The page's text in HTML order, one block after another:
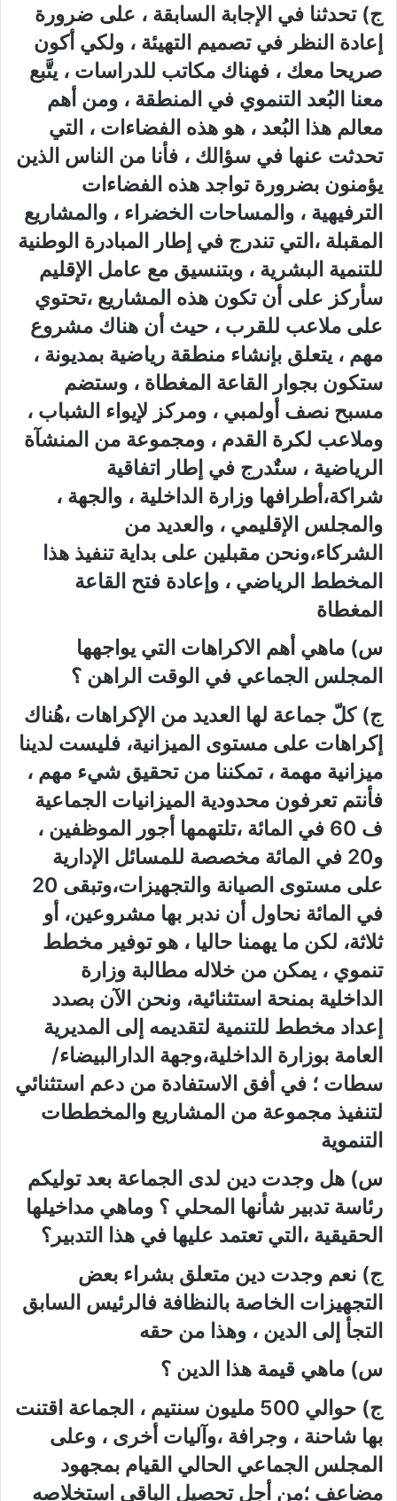
ج) تحدثنا في الإجابة السابقة ، على ضرورة
إعادة النظر في تصميم التهيئة ، ولكي أكون
صريحا معك ، فهناك مكاتب للدراسات ، يتَّبع
معنا البُعد التنموي في المنطقة ، ومن أهم
معالم هذا البُعد ، هو هذه الفضاءات ، التي
تحدثت عنها في سؤالك ، فأنا من الناس الذين
يؤمنون بضرورة تواجد هذه الفضاءات
الترفيهية ، والمساحات الخضراء ، والمشاريع
المقبلة ،التي تندرج في إطار المبادرة الوطنية
للتنمية البشرية ، وبتنسيق مع عامل الإقليم
سأركز على أن تكون هذه المشاريع ،تحتوي
على ملاعب للقرب ، حيث أن هناك مشروع
مهم ، يتعلق بإنشاء منطقة رياضية بمديونة ،
ستكون بجوار القاعة المغطاة ، وستضم
مسبح نصف أولمبي ، ومركز لإيواء الشباب ،
وملاعب لكرة القدم ، ومجموعة من المنشآة
الرياضية ، ستٌدرج في إطار اتفاقية
شراكة،أطرافها وزارة الداخلية ، والجهة ،
والمجلس الإقليمي ، والعديد من
الشركاء،ونحن مقبلين على بداية تنفيذ هذا
المخطط الرياضي ، وإعادة فتح القاعة
المغطاة
س) ماهي أهم الاكراهات التي يواجهها
المجلس الجماعي في الوقت الراهن ؟
ج) كلّ جماعة لها العديد من الإكراهات ،هُناك
إكراهات على مستوى الميزانية، فليست لدينا
ميزانية مهمة ، تمكننا من تحقيق شيء مهم ،
فأنتم تعرفون محدودية الميزانيات الجماعية
ف 60 في المائة ،تلتهمها أجور الموظفين ،
و20 في المائة مخصصة للمسائل الإدارية
على مستوى الصيانة والتجهيزات،وتبقى 20
في المائة نحاول أن ندبر بها مشروعين، أو
ثلاثة، لكن ما يهمنا حاليا ، هو توفير مخطط
تنموي ، يمكن من خلاله مطالبة وزارة
الداخلية بمنحة استثنائية، ونحن الآن بصدد
إعداد مخطط للتنمية لتقديمه إلى المديرية
العامة بوزارة الداخلية،وجهة الدارالبيضاء/
سطات ؛ في أفق الاستفادة من دعم استثنائي
لتنفيذ مجموعة من المشاريع والمخططات
التنموية
س) هل وجدت دين لدى الجماعة بعد توليكم
رئاسة تدبير شأنها المحلي ؟ وماهي مداخيلها
الحقيقية ،التي تعتمد عليها في هذا التدبير؟
ج) نعم وجدت دين متعلق بشراء بعض
التجهيزات الخاصة بالنظافة فالرئيس السابق
التجأ إلى الدين ، وهذا من حقه
س) ماهي قيمة هذا الدين ؟
ج) حوالي 500 مليون سنتيم ، الجماعة اقتنت
بها شاحنة ، وجرافة ،وآليات أخرى ، وعلى
المجلس الجماعي الحالي القيام بمجهود
مضاعف ؛من أجل تحصيل الباقي استخلاصه